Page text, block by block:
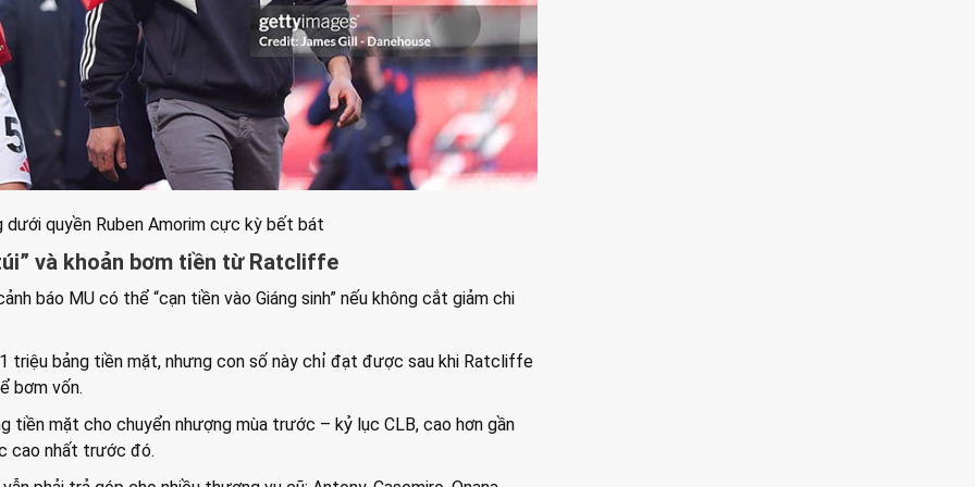
dưới quyền Ruben Amorim cực kỳ bết bát
và khoản bơm tiền từ Ratcliffe
báo MU có thể “cạn tiền vào Giáng sinh” nếu không cắt giảm chi
triệu bảng tiền mặt, nhưng con số này chỉ đạt được sau khi Ratcliffe
bơm vốn.
tiền mặt cho chuyển nhượng mùa trước – kỷ lục CLB, cao hơn gần
cao nhất trước đó.